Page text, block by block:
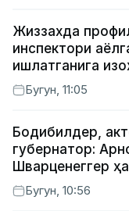
Жиззахда
инспектори
ишлатганига
Бугун, 11:05
Бодибилдер,
губернатор:
Шварценеггер
қизиқарли факт
Бугун, 10:56